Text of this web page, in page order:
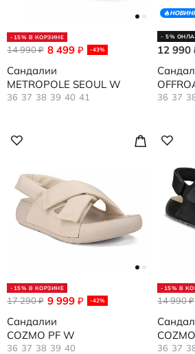
-15% В КОРЗИНЕ
8 499 ₽ -43%
14 990₽
Сандалии
METROPOLE SEOUL W
36 37 38 39 40 41
- 5%
12 990
36 37
-15% В КОРЗИНЕ
9 999 ₽ -42%
17 290₽
Сандалии
COZMO PF W
36 37 38 39 40
-15% В
14 990₽
36 37